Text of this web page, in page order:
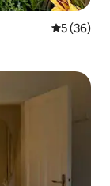
5 av 5 i
5 (36)